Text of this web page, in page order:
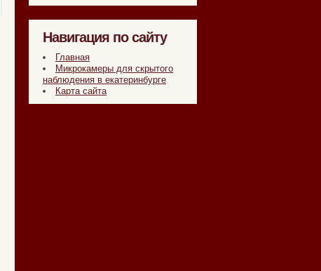
Навигация по сайту
Главная
Микрокамеры для скрытого
наблюдения в екатеринбурге
Карта сайта